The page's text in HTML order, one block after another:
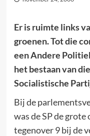
Er is ruimte links
groenen. Tot die
een Andere
het bestaan van
Socialistische
Bij de
was de SP de
tegenover 9 bij de